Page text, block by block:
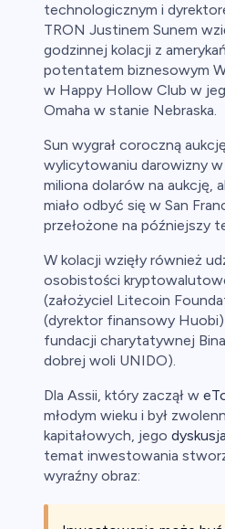
technologicznym i
TRON Justinem Sunem
godzinnej kolacji z
potentatem biznesowym
w Happy Hollow Club w
Omaha w stanie Nebraska.
Sun wygrał coroczną
wylicytowaniu darowizny
miliona dolarów na aukcję,
miało odbyć się w San
przełożone na późniejszy
W kolacji wzięły również
osobistości
(założyciel Litecoin
(dyrektor finansowy
fundacji charytatywnej
dobrej woli UNIDO).
Dla Assii, który zaczął w
młodym wieku i był
kapitałowych, jego
temat inwestowania
wyraźny obraz: